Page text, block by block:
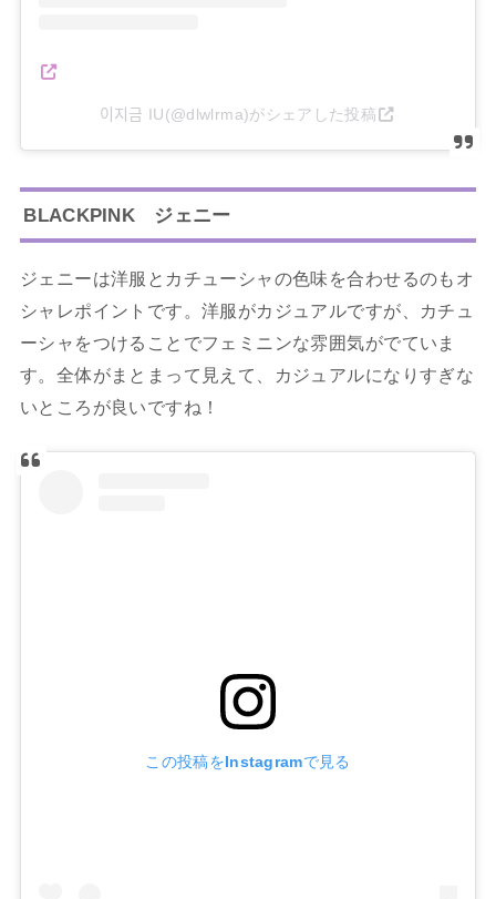
이지금 IU(@dlwlrma)がシェアした投稿
BLACKPINK ジェニー
ジェニーは洋服とカチューシャの色味を合わせるのもオ
シャレポイントです。洋服がカジュアルですが、カチュ
ーシャをつけることでフェミニンな雰囲気がでていま
す。全体がまとまって見えて、カジュアルになりすぎな
いところが良いですね！
この投稿をInstagramで見る